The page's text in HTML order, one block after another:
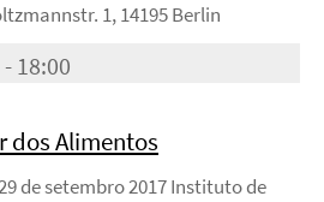
1, 14195 Berlin
18:00
dos Alimentos
de setembro 2017 Instituto de